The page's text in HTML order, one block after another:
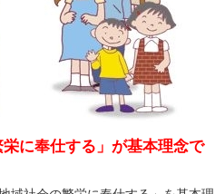
に奉仕する」が基本理念で